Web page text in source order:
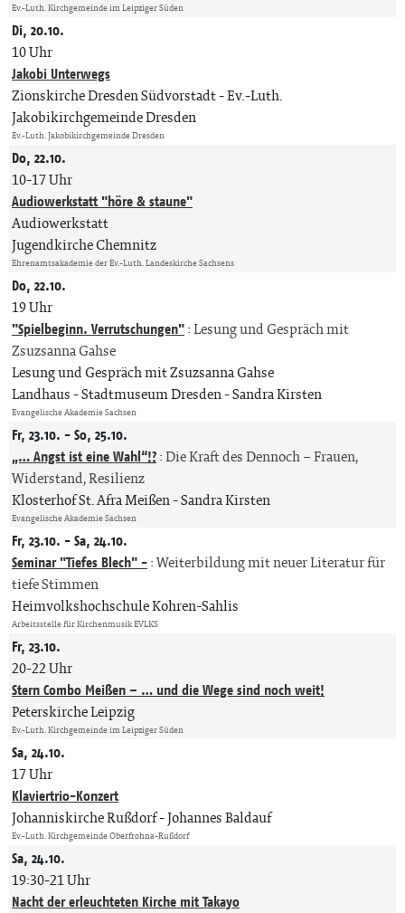
Ev.-Luth. Kirchgemeinde im Leipziger Süden
Di, 20.10.
10 Uhr
Jakobi Unterwegs
Zionskirche Dresden Südvorstadt Ev.-Luth.
Jakobikirchgemeinde Dresden
Ev.-Luth. Jakobikirchgemeinde Dresden
Do, 22.10.
10-17 Uhr
Audiowerkstatt "höre & staune"
Audiowerkstatt
Jugendkirche Chemnitz
Ehrenamtsakademie der Ev.-Luth. Landeskirche Sachsens
Do, 22.10.
19 Uhr
"Spielbeginn. Verrutschungen":Lesung und Gespräch mit
Zsuzsanna Gahse
Lesung und Gespräch mit Zsuzsanna Gahse
Landhaus - Stadtmuseum Dresden Sandra Kirsten
Evangelische Akademie Sachsen
Fr, 23.10. - So, 25.10.
„… Angst ist eine Wahl“!?:Die Kraft des Dennoch – Frauen,
Widerstand, Resilienz
Klosterhof St. Afra Meißen Sandra Kirsten
Evangelische Akademie Sachsen
Fr, 23.10. - Sa, 24.10.
Seminar "Tiefes Blech" -:Weiterbildung mit neuer Literatur für
tiefe Stimmen
Heimvolkshochschule Kohren-Sahlis
Arbeitsstelle für Kirchenmusik EVLKS
Fr, 23.10.
20-22 Uhr
Stern Combo Meißen – … und die Wege sind noch weit!
Peterskirche Leipzig
Ev.-Luth. Kirchgemeinde im Leipziger Süden
Sa, 24.10.
17 Uhr
Klaviertrio-Konzert
Johanniskirche Rußdorf Johannes Baldauf
Ev.-Luth. Kirchgemeinde Oberfrohna-Rußdorf
Sa, 24.10.
19:30-21 Uhr
Nacht der erleuchteten Kirche mit Takayo